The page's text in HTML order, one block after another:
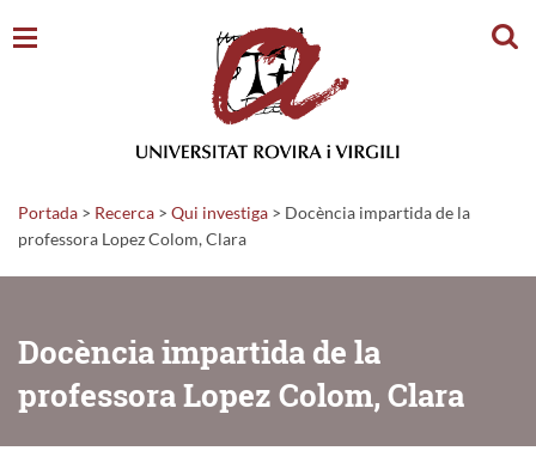
Portada > Recerca > Qui investiga > Docència impartida de la
professora Lopez Colom, Clara
Docència impartida de la
professora Lopez Colom, Clara